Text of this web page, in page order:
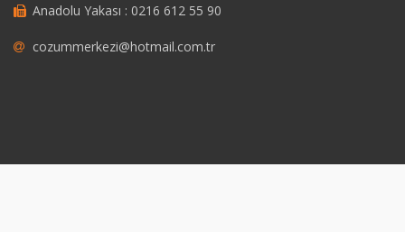
Anadolu Yakası : 0216 612 55 90
cozummerkezi@hotmail.com.tr